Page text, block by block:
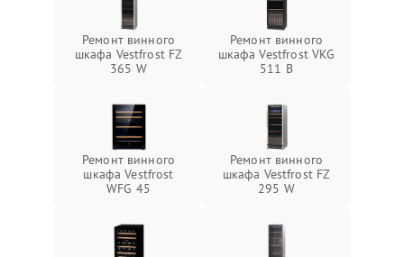
Ремонт винного
шкафа Vestfrost FZ
365 W
Ремонт винного
шкафа Vestfrost VKG
511 B
Ремонт винного
шкафа Vestfrost
WFG 45
Ремонт винного
шкафа Vestfrost FZ
295 W